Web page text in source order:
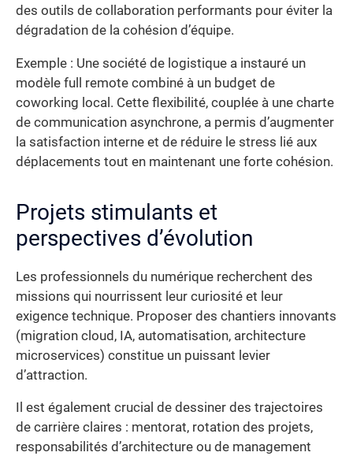
des outils de collaboration performants pour éviter la
dégradation de la cohésion d’équipe.
Exemple : Une société de logistique a instauré un
modèle full remote combiné à un budget de
coworking local. Cette flexibilité, couplée à une charte
de communication asynchrone, a permis d’augmenter
la satisfaction interne et de réduire le stress lié aux
déplacements tout en maintenant une forte cohésion.
Projets stimulants et
perspectives d’évolution
Les professionnels du numérique recherchent des
missions qui nourrissent leur curiosité et leur
exigence technique. Proposer des chantiers innovants
(migration cloud, IA, automatisation, architecture
microservices) constitue un puissant levier
d’attraction.
Il est également crucial de dessiner des trajectoires
de carrière claires : mentorat, rotation des projets,
responsabilités d’architecture ou de management